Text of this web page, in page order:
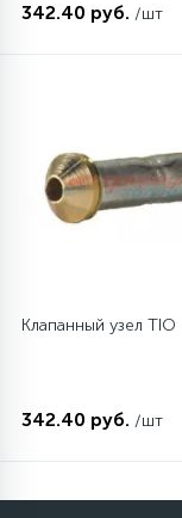
ТЭНы
Шкивы
Шланги
Щетки
342.40 руб. /шт
Клапанный узел
342.40 руб. /шт